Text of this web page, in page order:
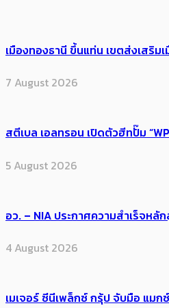
เมืองทองธานี ขึ้นแท่น เขตส่งเสริ
7 August 2026
สตีเบล เอลทรอน เปิดตัวฮีทปั๊ม
5 August 2026
อว. – NIA ประกาศความสำเร็จห
4 August 2026
เมเจอร์ ซีนีเพล็กซ์ กรุ้ป จับมือ แม